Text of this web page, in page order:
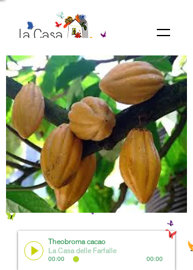
Theobroma cacao
La Casa delle Farfalle
00:00 00:00